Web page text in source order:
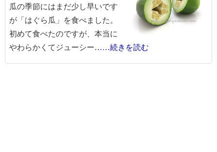
瓜の季節にはまだ少し早いです
が「はぐら瓜」を食べました。
初めて食べたのですが、本当に
やわらかくてジューシー……続きを読む